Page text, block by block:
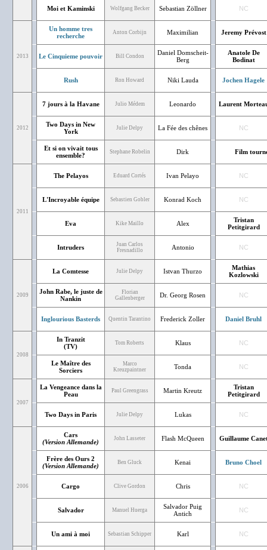
Moi et Kaminski Wolfgang Becker Sebastian Zöllner NC
2013
Un homme tres
recherche
Anton Corbijn Maximilian Jeremy Prévost
Le Cinquieme pouvoir Bill Condon
Daniel Domscheit-
Berg
Anatole De
Bodinat
Rush Ron Howard Niki Lauda Jochen Hagele
2012
7 jours à la Havane Julio Médem Leonardo Laurent
Two Days in New
York
Julie Delpy La Fée des chênes NC
Et si on vivait tous
ensemble?
Stephane Robelin Dirk Film
2011
The Pelayos Eduard Cortés Ivan Pelayo NC
L'Incroyable équipe Sebastien Gobler Konrad Koch NC
Eva Kike Maillo Alex
Tristan
Petitgirard
Intruders
Juan Carlos
Fresnadillo
Antonio NC
2009
La Comtesse Julie Delpy Istvan Thurzo
Mathias
Kozlowski
John Rabe, le juste de
Nankin
Florian
Gallenberger
Dr. Georg Rosen NC
Inglourious Basterds Quentin Tarantino Frederick Zoller Daniel Bruhl
2008
In Tranzit
(TV)
Tom Roberts Klaus NC
Le Maître des
Sorciers
Marco
Kreuzpaintner
Tonda NC
2007
La Vengeance dans la
Peau
Paul Greengrass Martin Kreutz
Tristan
Petitgirard
Two Days in Paris Julie Delpy Lukas NC
2006
Cars
(Version Allemande)
John Lasseter Flash McQueen Guillaume
Frère des Ours 2
(Version Allemande)
Ben Gluck Kenai Bruno Choel
Cargo Clive Gordon Chris NC
Salvador Manuel Huerga
Salvador Puig
Antich
NC
Un ami à moi Sebastian Schipper Karl NC